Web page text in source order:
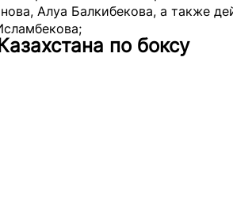
Алуа Балкибекова, а также
по боксу